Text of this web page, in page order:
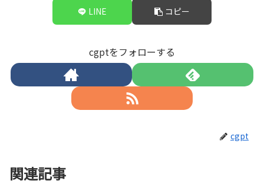
LINE コピー
cgptをフォローする
cgpt
関連記事